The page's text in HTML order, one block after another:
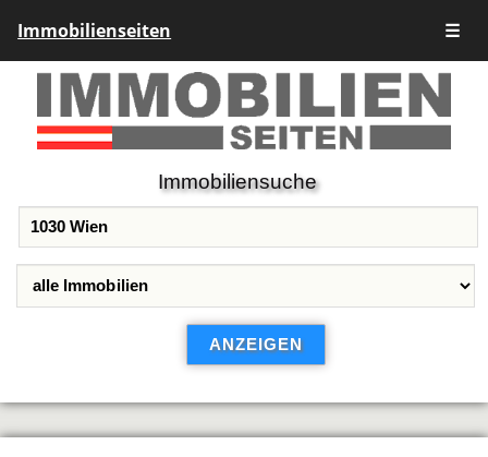
Immobilienseiten ☰
Immobiliensuche